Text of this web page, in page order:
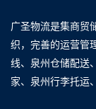
广圣物流是集商贸
织，完善的运营管
线、泉州仓储配送
家、泉州行李托运